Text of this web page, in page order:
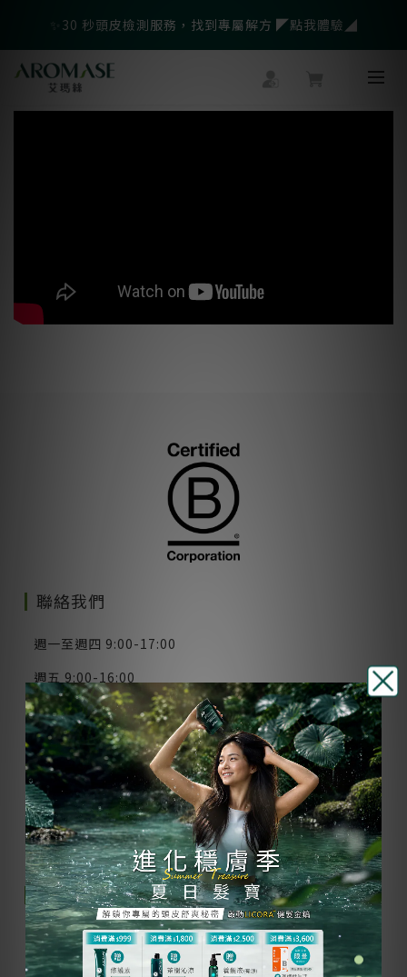
父親節爸氣寵愛👔暖心組合限時優惠◤前往選購❤️◢
✨30 秒頭皮檢測服務，找到專屬解方 ◤點我體驗◢
🎁LINE會員綁定再送$500官網優惠券
聯絡我們
週一至週四 9:00-17:00
週五 9:00-16:00
(例假日及國定假日除外)
客服專線：0800-000-085
手機請撥：02-8952-1810
留言問題
關於我們
實體通路 / 醫院診所
得獎記錄